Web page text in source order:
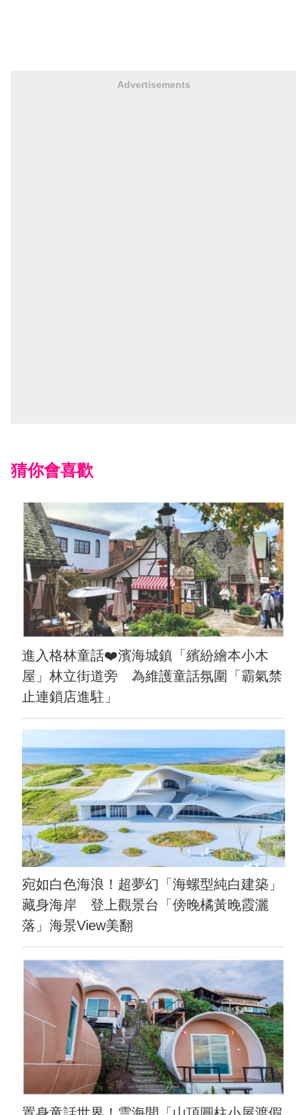
Advertisements
猜你會喜歡
進入格林童話❤️濱海城鎮「繽紛繪本小木
屋」林立街道旁 為維護童話氛圍「霸氣禁
止連鎖店進駐」
宛如白色海浪！超夢幻「海螺型純白建築」
藏身海岸 登上觀景台「傍晚橘黃晚霞灑
落」海景View美翻